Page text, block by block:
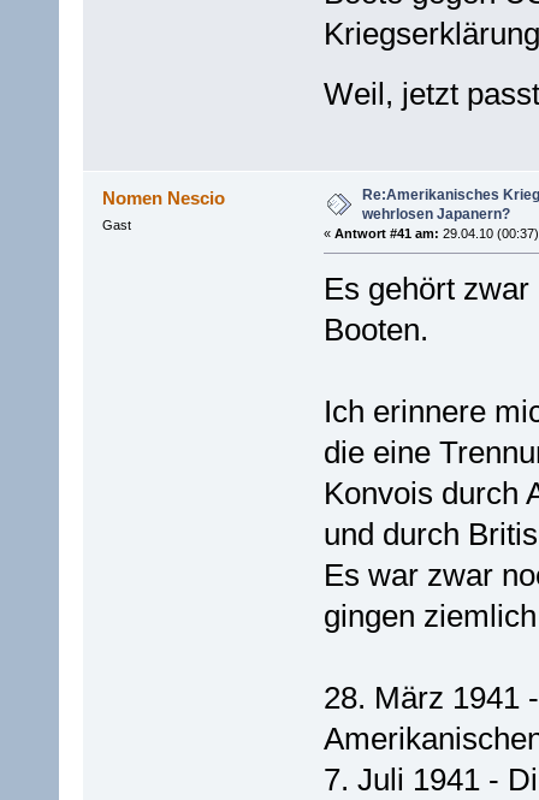
Weil, jetzt
Nomen Nescio
Gast
Re:Amerikanisches
wehrlosen Japanern?
« Antwort #41 am: 29.04.10
Es gehört
Booten.
Ich erinnere
die eine
Konvois durch
und durch
Es war zwar
gingen
28. März 1941
7. Juli 1941 -